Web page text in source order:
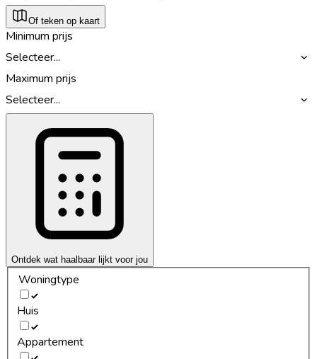
Of teken op kaart
Minimum prijs
Selecteer...
Maximum prijs
Selecteer...
Ontdek wat haalbaar lijkt voor jou
Woningtype
Huis
Appartement